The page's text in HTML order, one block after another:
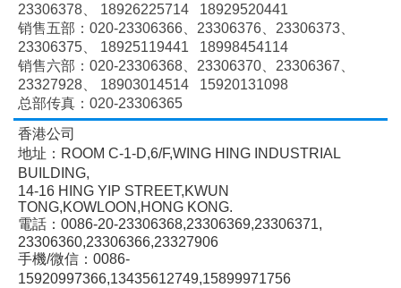
23306378、
18926225714 18929520441
销售五部：020-23306366、 23306376、 23306373、
23306375、
18925119441 18998454114
销售六部：020-23306368、 23306370、 23306367、
23327928、
18903014514 15920131098
总部传真：020-23306365
香港公司
地址：ROOM C-1-D,6/F,WING HING INDUSTRIAL
BUILDING,
14-16 HING YIP STREET,KWUN
TONG,KOWLOON,HONG KONG.
電話：0086-20-23306368,23306369,23306371,
23306360,23306366,23327906
手機/微信：0086-
15920997366,13435612749,15899971756